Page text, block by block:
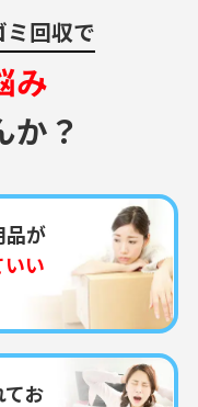
回収で
み
か？
品が
い
お